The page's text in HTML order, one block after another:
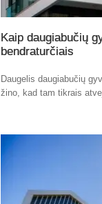
Kaip daugiabučių
bendraturčiais
Daugelis daugiabučių
žino, kad tam tikrais